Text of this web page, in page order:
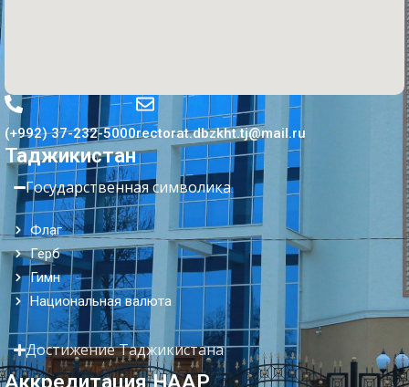
(+992) 37-232-5000rectorat.dbzkht.tj@mail.ru
Таджикистан
Государственная символика
Флаг
Герб
Гимн
Национальная валюта
Достижение Таджикистана
Аккредитация НААР